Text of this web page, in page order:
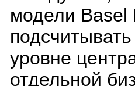
модели Basel
уровне
отдельной